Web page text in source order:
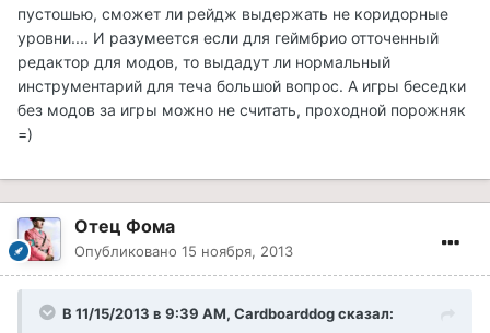
пустошью, сможет ли рейдж выдержать не коридорные
уровни.... И разумеется если для геймбрио отточенный
редактор для модов, то выдадут ли нормальный
инструментарий для теча большой вопрос. А игры беседки
без модов за игры можно не считать, проходной порожняк
=)
Отец Фома
Опубликовано 15 ноября, 2013
В 11/15/2013 в 9:39 AM, Cardboarddog сказал: